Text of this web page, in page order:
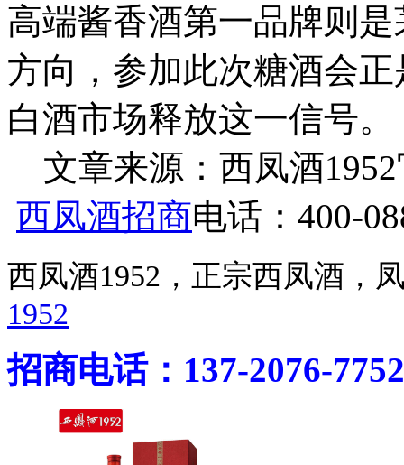
高端酱香酒第一品牌则
方向，参加此次糖酒会
白酒市场释放这一信号。
文章来源：西凤酒
西凤酒招商电话：400-
西凤酒1952，正宗西凤酒
1952
招商电话：137-2076-7752